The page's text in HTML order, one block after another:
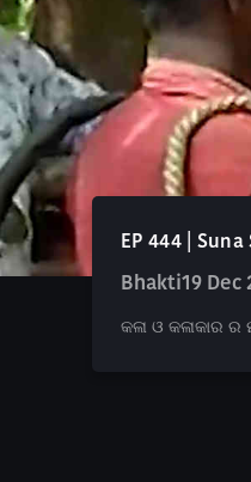
EP 444 | Suna
Bhakti19 Dec
କଳା ଓ କଳାକାର